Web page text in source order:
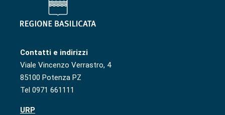
Contatti e indirizzi
Viale Vincenzo Verrastro, 4
85100 Potenza PZ
Tel 0971 661111
URP